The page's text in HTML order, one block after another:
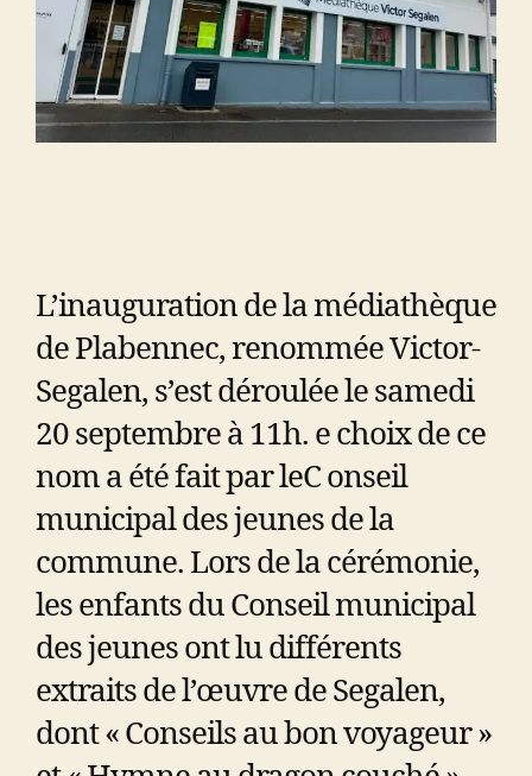
L’inauguration de la médiathèque
de Plabennec, renommée Victor-
Segalen, s’est déroulée le samedi
20 septembre à 11h. e choix de ce
nom a été fait par leC onseil
municipal des jeunes de la
commune. Lors de la cérémonie,
les enfants du Conseil municipal
des jeunes ont lu différents
extraits de l’œuvre de Segalen,
dont « Conseils au bon voyageur »